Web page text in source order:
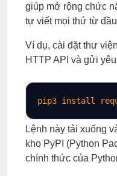
giúp mở rộng chức
tự viết mọi thứ từ
Ví dụ, cài đặt thư viện
HTTP API và gửi
pip3 install
Lệnh này tải xuống
kho PyPI (Python
chính thức của